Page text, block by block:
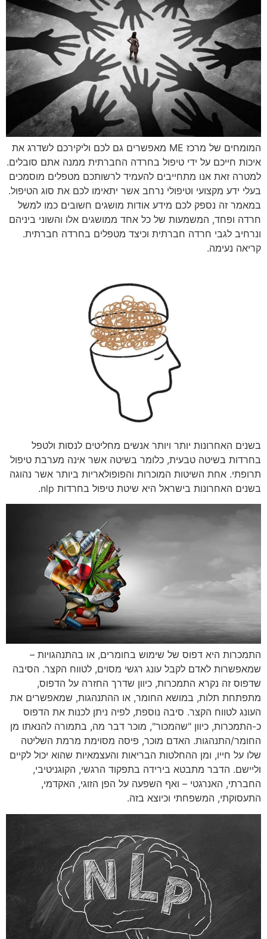
המומחים של מרכז ME מאפשרים גם לכם וליקירכם לשדרג את
איכות חייכם על ידי טיפול בחרדה החברתית ממנה אתם סובלים.
למטרה זאת אנו מתחייבים להעמיד לרשותכם מטפלים מוסמכים
בעלי ידע מקצועי וטיפולי נרחב אשר יתאימו לכם את סוג הטיפול.
במאמר זה נספק לכם מידע אודות מושגים חשובים כמו למשל
חרדה ופחד, המשמעות של כל אחד ממושגים אלו והשוני ביניהם
ונרחיב לגבי חרדה חברתית וכיצד מטפלים בחרדה חברתית.
קריאה נעימה.
בשנים האחרונות יותר ויותר אנשים מחליטים לנסות ולטפל
בחרדות בשיטה טבעית, כלומר בשיטה אשר אינה מערבת טיפול
תרופתי. אחת השיטות המוכרות והפופולאריות ביותר אשר נהוגה
בשנים האחרונות בישראל היא שיטת טיפול בחרדות nlp.
התמכרות היא דפוס של שימוש בחומרים, או בהתנהגויות –
שמאפשרות לאדם לקבל עונג רגשי מסוים, לטווח הקצר. הסיבה
שדפוס זה נקרא התמכרות, כיוון שדרך החזרה על הדפוס,
מתפתחת תלות, במושא החומר, או ההתנהגות, שמאפשרים את
העונג לטווח הקצר. סיבה נוספת, לפיה ניתן לכנות את הדפוס
כ-התמכרות, כיוון "שהמכור", מוכר דבר מה, בתמורה להנאתו מן
החומר/התנהגות. האדם מוכר, פיסה מסוימת מרמת השליטה
שלו על חייו, ומן ההחלטות הבריאות והעצמאיות שהוא יכול לקיים
וליישם. הדבר מתבטא בירידה בתפקוד הרגשי, הקוגניטיבי,
החברתי, האנרגטי – ואף השפעה על הפן הזוגי, האקדמי,
התעסוקתי, המשפחתי וכיוצא בזה.